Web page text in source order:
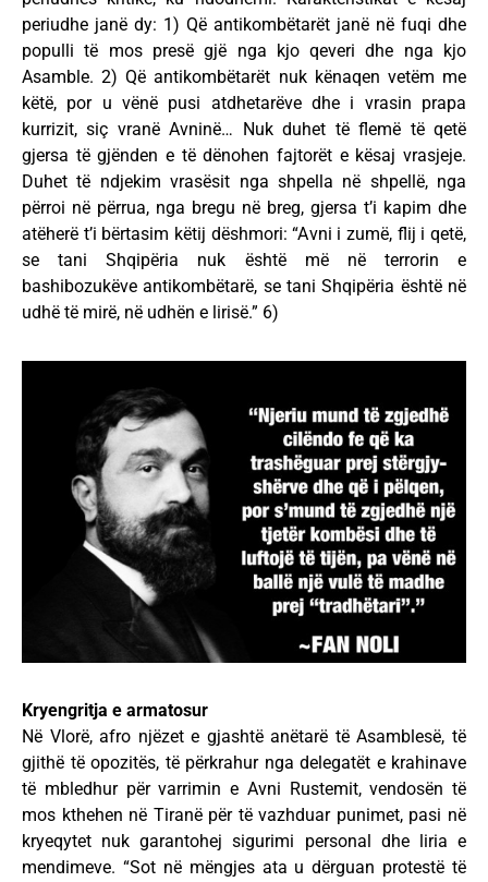
periudhe janë dy: 1) Që antikombëtarët janë në fuqi dhe
populli të mos presë gjë nga kjo qeveri dhe nga kjo
Asamble. 2) Që antikombëtarët nuk kënaqen vetëm me
këtë, por u vënë pusi atdhetarëve dhe i vrasin prapa
kurrizit, siç vranë Avninë… Nuk duhet të flemë të qetë
gjersa të gjënden e të dënohen fajtorët e kësaj vrasjeje.
Duhet të ndjekim vrasësit nga shpella në shpellë, nga
përroi në përrua, nga bregu në breg, gjersa t’i kapim dhe
atëherë t’i bërtasim këtij dëshmori: “Avni i zumë, flij i qetë,
se tani Shqipëria nuk është më në terrorin e
bashibozukëve antikombëtarë, se tani Shqipëria është në
udhë të mirë, në udhën e lirisë.” 6)
Kryengritja e armatosur
Në Vlorë, afro njëzet e gjashtë anëtarë të Asamblesë, të
gjithë të opozitës, të përkrahur nga delegatët e krahinave
të mbledhur për varrimin e Avni Rustemit, vendosën të
mos kthehen në Tiranë për të vazhduar punimet, pasi në
kryeqytet nuk garantohej sigurimi personal dhe liria e
mendimeve. “Sot në mëngjes ata u dërguan protestë të